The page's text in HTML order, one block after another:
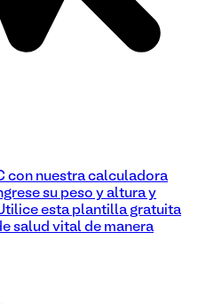
con nuestra calculadora
su peso y altura y
esta plantilla gratuita
salud vital de manera